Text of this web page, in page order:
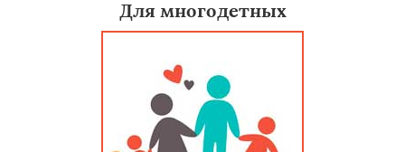
Для многодетных